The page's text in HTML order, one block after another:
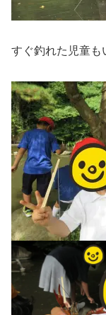
すぐ釣れた児童も